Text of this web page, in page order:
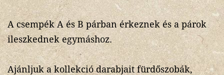
A csempék A és B párban érkeznek és a párok
ileszkednek egymáshoz.
Ajánljuk a kollekció darabjait fürdőszobák,